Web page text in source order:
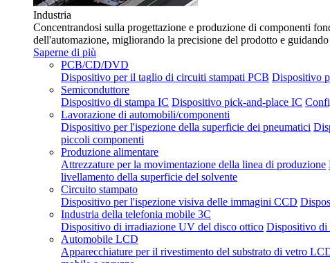
Industria
Concentrandosi sulla progettazione e produzione di componenti
dell'automazione, migliorando la precisione del prodotto e
Saperne di più
PCB/CD/DVD
Dispositivo per il taglio di circuiti stampati PCB Dispositivo
Semiconduttore
Dispositivo di stampa IC Dispositivo pick-and-place IC
Lavorazione di automobili/componenti
Dispositivo per l'ispezione della superficie dei pneumatici
piccoli componenti
Produzione alimentare
Attrezzature per la movimentazione della linea di produzione
livellamento della superficie del solvente
Circuito stampato
Dispositivo per l'ispezione visiva delle immagini CCD
Industria della telefonia mobile 3C
Dispositivo di irradiazione UV del disco ottico Dispositivo di
Automobile LCD
Apparecchiature per il rivestimento del substrato di vetro